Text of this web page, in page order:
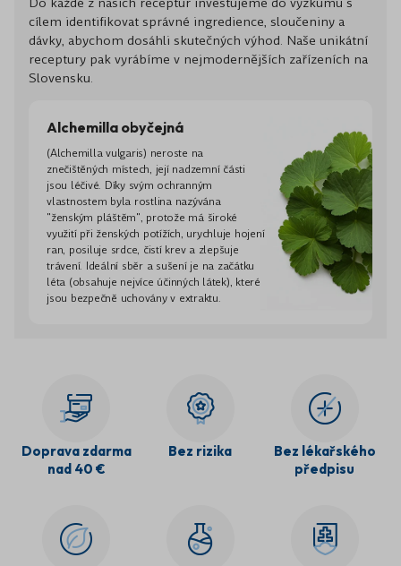
cílem identifikovat správné ingredience, sloučeniny a
dávky, abychom dosáhli skutečných výhod. Naše unikátní
receptury pak vyrábíme v nejmodernějších zařízeních na
Slovensku.
Alchemilla obyčejná
(Alchemilla vulgaris) neroste na
znečištěných místech, její nadzemní části
jsou léčivé. Díky svým ochranným
vlastnostem byla rostlina nazývána
"ženským pláštěm", protože má široké
využití při ženských potížích, urychluje hojení
ran, posiluje srdce, čistí krev a zlepšuje
trávení. Ideální sběr a sušení je na začátku
léta (obsahuje nejvíce účinných látek), které
jsou bezpečně uchovány v extraktu.
Doprava zdarma
nad 40 €
Bez rizika
Bez lékařského
předpisu